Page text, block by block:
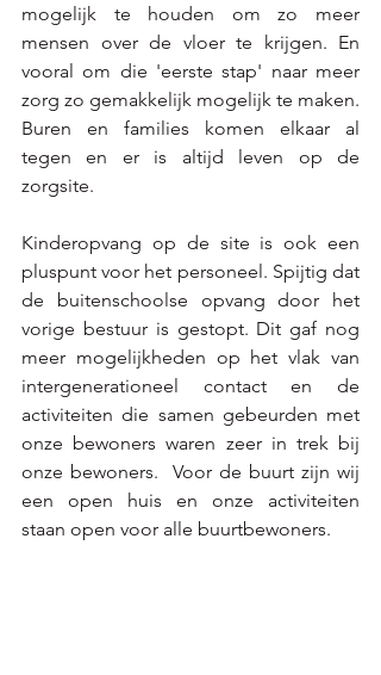
mogelijk te houden om zo meer
mensen over de vloer te krijgen. En
vooral om die 'eerste stap' naar meer
zorg zo gemakkelijk mogelijk te maken.
Buren en families komen elkaar al
tegen en er is altijd leven op de
zorgsite.
Kinderopvang op de site is ook een
pluspunt voor het personeel. Spijtig dat
de buitenschoolse opvang door het
vorige bestuur is gestopt. Dit gaf nog
meer mogelijkheden op het vlak van
intergenerationeel contact en de
activiteiten die samen gebeurden met
onze bewoners waren zeer in trek bij
onze bewoners.  Voor de buurt zijn wij
een open huis en onze activiteiten
staan open voor alle buurtbewoners.